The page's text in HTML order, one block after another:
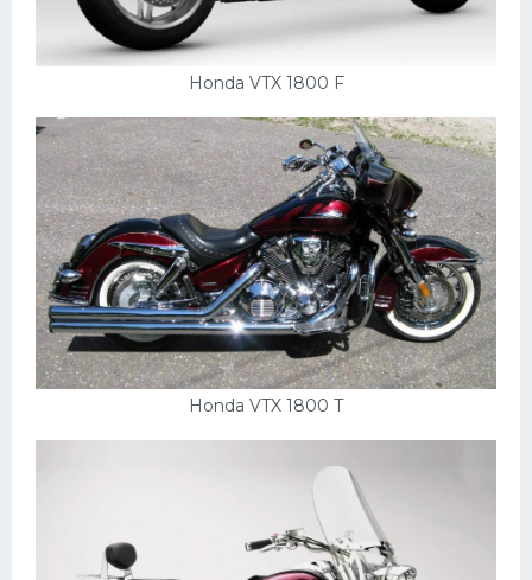
Honda VTX 1800 F
Honda VTX 1800 T